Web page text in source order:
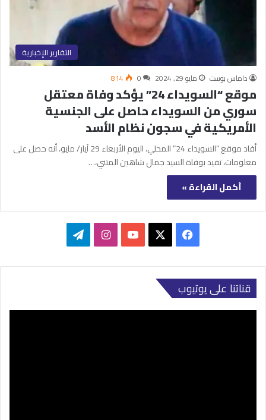
التقارير الإخبارية
داماس بوست مايو 29, 2024 0
814
موقع “السويداء 24” يؤكد وفاة معتقل
سوري من السويداء حاصل على الجنسية
الأمريكية في سجون نظام الأسد
أفاد موقع “السويداء 24” المحلي، اليوم الأربعاء 29 آيار/ مايو، أنه حصل على
معلومات، تفيد بوفاة السيد جمال شاهين المتني،…
أكمل القراءة »
فيسبوك ‫YouTubeانستقرامتيلقرام
قناتنا على يوتيوب